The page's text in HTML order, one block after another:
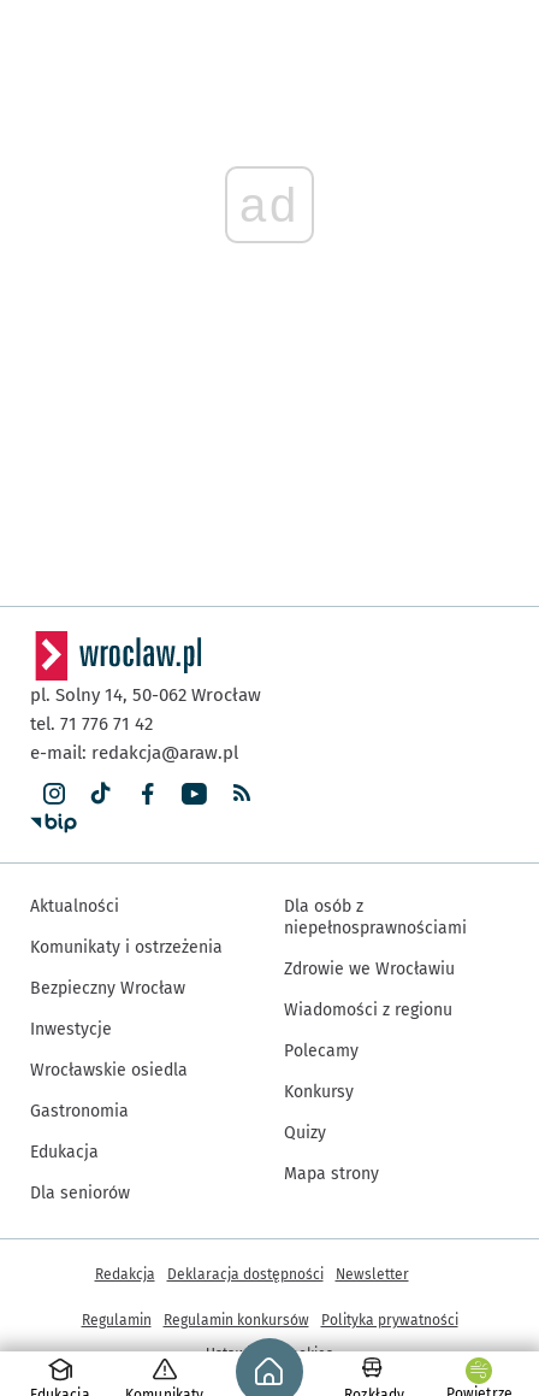
ad
Strona główna - wroclaw.pl
pl. Solny 14, 50-062 Wrocław
tel. 71 776 71 42
e-mail: redakcja@araw.pl
Aktualności
Komunikaty i ostrzeżenia
Bezpieczny Wrocław
Inwestycje
Wrocławskie osiedla
Gastronomia
Edukacja
Dla seniorów
Dla osób z
niepełnosprawnościami
Zdrowie we Wrocławiu
Wiadomości z regionu
Polecamy
Konkursy
Quizy
Mapa strony
Inne informacje
Redakcja Deklaracja dostępności Newsletter
Regulamin Regulamin konkursów
Polityka prywatności
Ustawienia cookies